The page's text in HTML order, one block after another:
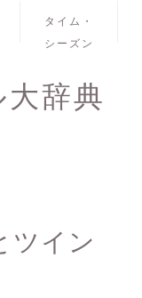
タイム・
シーズン
辞典
ツイン